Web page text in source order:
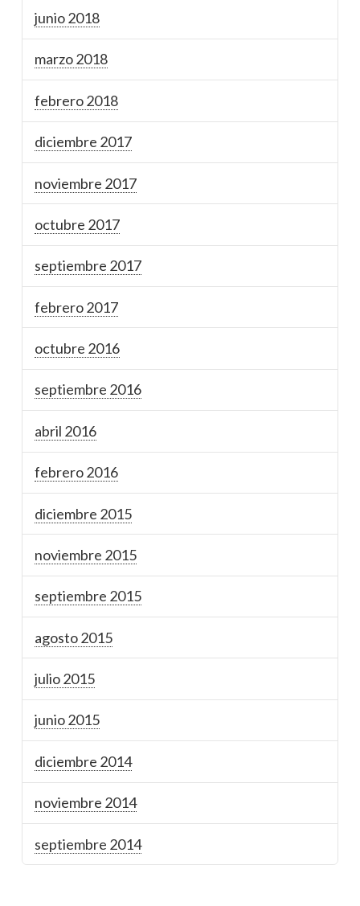
junio 2018
marzo 2018
febrero 2018
diciembre 2017
noviembre 2017
octubre 2017
septiembre 2017
febrero 2017
octubre 2016
septiembre 2016
abril 2016
febrero 2016
diciembre 2015
noviembre 2015
septiembre 2015
agosto 2015
julio 2015
junio 2015
diciembre 2014
noviembre 2014
septiembre 2014